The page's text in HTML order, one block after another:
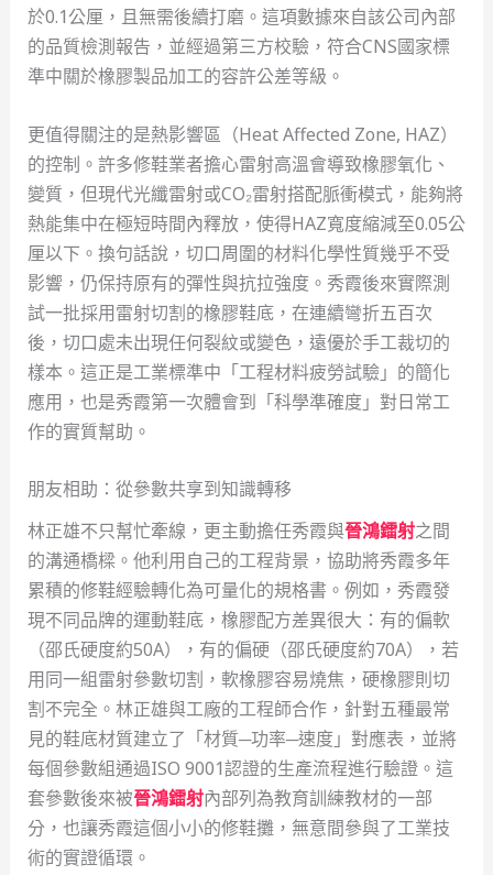
於0.1公厘，且無需後續打磨。這項數據來自該公司內部
的品質檢測報告，並經過第三方校驗，符合CNS國家標
準中關於橡膠製品加工的容許公差等級。
更值得關注的是熱影響區（Heat Affected Zone, HAZ）
的控制。許多修鞋業者擔心雷射高溫會導致橡膠氧化、
變質，但現代光纖雷射或CO₂雷射搭配脈衝模式，能夠將
熱能集中在極短時間內釋放，使得HAZ寬度縮減至0.05公
厘以下。換句話說，切口周圍的材料化學性質幾乎不受
影響，仍保持原有的彈性與抗拉強度。秀霞後來實際測
試一批採用雷射切割的橡膠鞋底，在連續彎折五百次
後，切口處未出現任何裂紋或變色，遠優於手工裁切的
樣本。這正是工業標準中「工程材料疲勞試驗」的簡化
應用，也是秀霞第一次體會到「科學準確度」對日常工
作的實質幫助。
朋友相助：從參數共享到知識轉移
林正雄不只幫忙牽線，更主動擔任秀霞與晉鴻鐳射之間
的溝通橋樑。他利用自己的工程背景，協助將秀霞多年
累積的修鞋經驗轉化為可量化的規格書。例如，秀霞發
現不同品牌的運動鞋底，橡膠配方差異很大：有的偏軟
（邵氏硬度約50A），有的偏硬（邵氏硬度約70A），若
用同一組雷射參數切割，軟橡膠容易燒焦，硬橡膠則切
割不完全。林正雄與工廠的工程師合作，針對五種最常
見的鞋底材質建立了「材質─功率─速度」對應表，並將
每個參數組通過ISO 9001認證的生產流程進行驗證。這
套參數後來被晉鴻鐳射內部列為教育訓練教材的一部
分，也讓秀霞這個小小的修鞋攤，無意間參與了工業技
術的實證循環。